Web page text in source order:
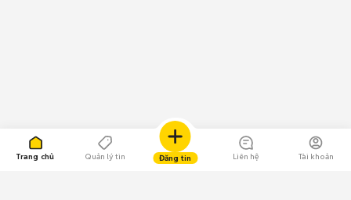
Trang chủ Quản lý tin Đăng tin Liên hệ Tài khoản